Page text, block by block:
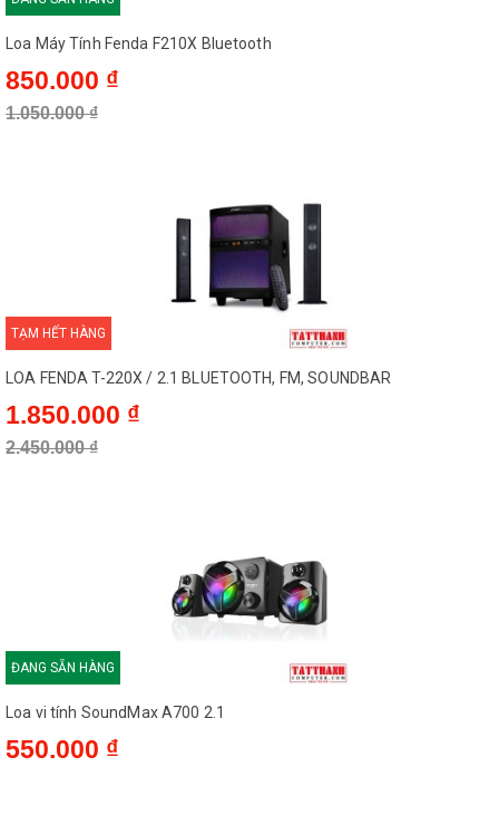
Sự tinh giản trong thiết kế loa thành phần của soundbar, mức
công suất tổng không hề khiến SoundMax SB-212 thua kém đàn
cuối năm, SoundMax từng hâm nóng thị trường thiết bị âm
mẫu loa soundbar ra đời khi đó không chỉ có thiết kế hiện đại,
chất âm lôi cuốn, thích hợp cho nhu cầu giải trí đa phương tiện,
Loa Máy Tính Fenda F210X Bluetooth
850.000 ₫
1.050.000 ₫
TẠM HẾT HÀNG
LOA FENDA T-220X / 2.1 BLUETOOTH, FM, SOUNDBAR
1.850.000 ₫
2.450.000 ₫
ĐANG SẴN HÀNG
Loa vi tính SoundMax A700 2.1
550.000 ₫